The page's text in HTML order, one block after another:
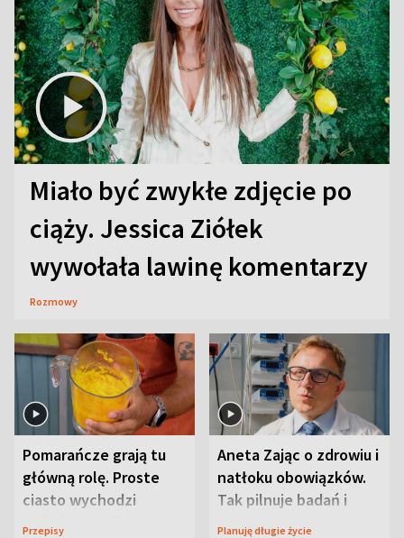
Miało być zwykłe zdjęcie po
ciąży. Jessica Ziółek
wywołała lawinę komentarzy
Rozmowy
Pomarańcze grają tu
główną rolę. Proste
ciasto wychodzi
wyjątkowo wilgotne
Przepisy
Aneta Zając o zdrowiu i
natłoku obowiązków.
Tak pilnuje badań i
wizyt
Planuję długie życie